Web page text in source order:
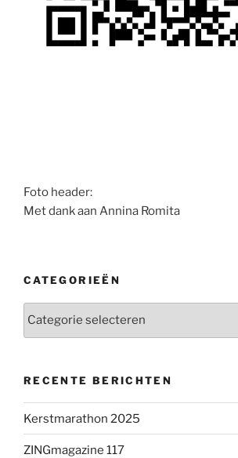
Foto header:
Met dank aan Annina Romita
CATEGORIEËN
RECENTE BERICHTEN
Kerstmarathon 2025
ZINGmagazine 117